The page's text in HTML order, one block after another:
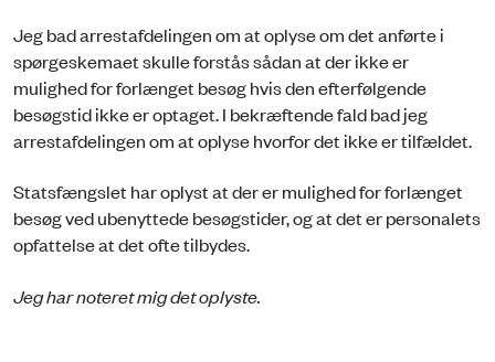
Jeg bad arrestafdelingen om at oplyse om det anførte i
spørgeskemaet skulle forstås sådan at der ikke er
mulighed for forlænget besøg hvis den efterfølgende
besøgstid ikke er optaget. I bekræftende fald bad jeg
arrestafdelingen om at oplyse hvorfor det ikke er tilfældet.
Statsfængslet har oplyst at der er mulighed for forlænget
besøg ved ubenyttede besøgstider, og at det er personalets
opfattelse at det ofte tilbydes.
Jeg har noteret mig det oplyste.